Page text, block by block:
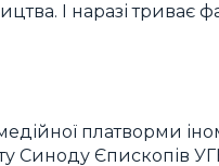
І наразі триває
платворми
Синоду Єпископів